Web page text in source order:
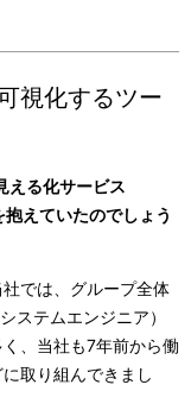
視化するツー
る化サービス
えていたのでしょう
では、グループ全体
ステムエンジニア）
、当社も7年前から働
取り組んできまし